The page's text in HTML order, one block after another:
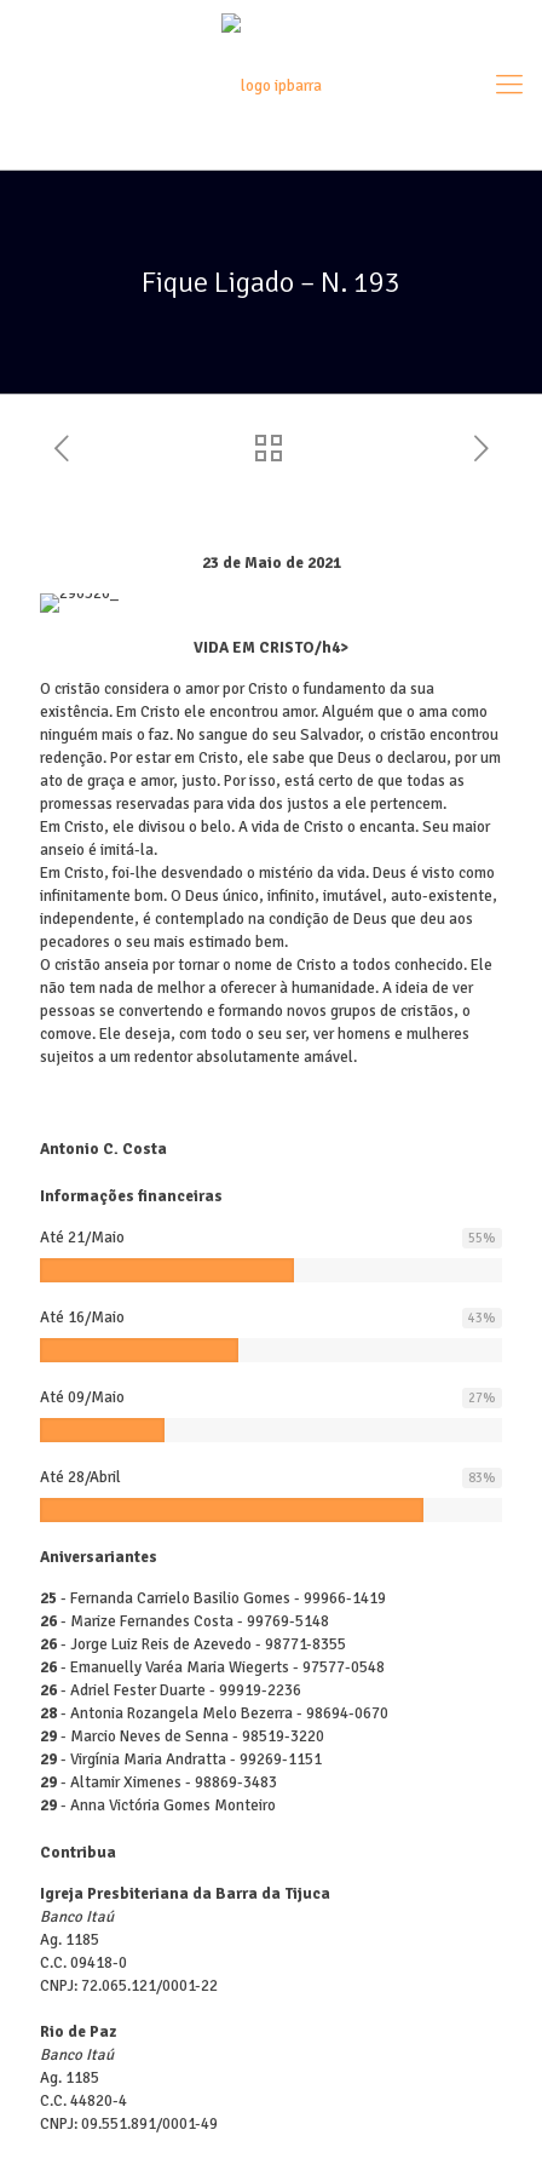
Fique Ligado – N. 193
23 de Maio de 2021
VIDA EM CRISTO/h4>
O cristão considera o amor por Cristo o fundamento da sua
existência. Em Cristo ele encontrou amor. Alguém que o ama como
ninguém mais o faz. No sangue do seu Salvador, o cristão encontrou
redenção. Por estar em Cristo, ele sabe que Deus o declarou, por um
ato de graça e amor, justo. Por isso, está certo de que todas as
promessas reservadas para vida dos justos a ele pertencem.
Em Cristo, ele divisou o belo. A vida de Cristo o encanta. Seu maior
anseio é imitá-la.
Em Cristo, foi-lhe desvendado o mistério da vida. Deus é visto como
infinitamente bom. O Deus único, infinito, imutável, auto-existente,
independente, é contemplado na condição de Deus que deu aos
pecadores o seu mais estimado bem.
O cristão anseia por tornar o nome de Cristo a todos conhecido. Ele
não tem nada de melhor a oferecer à humanidade. A ideia de ver
pessoas se convertendo e formando novos grupos de cristãos, o
comove. Ele deseja, com todo o seu ser, ver homens e mulheres
sujeitos a um redentor absolutamente amável.
Antonio C. Costa
Informações financeiras
Até 21/Maio 55%
Até 16/Maio 43%
Até 09/Maio 27%
Até 28/Abril 83%
Aniversariantes
25 - Fernanda Carrielo Basilio Gomes - 99966-1419
26- Marize Fernandes Costa - 99769-5148
26- Jorge Luiz Reis de Azevedo - 98771-8355
26- Emanuelly Varéa Maria Wiegerts - 97577-0548
26- Adriel Fester Duarte - 99919-2236
28- Antonia Rozangela Melo Bezerra - 98694-0670
29- Marcio Neves de Senna - 98519-3220
29- Virgínia Maria Andratta - 99269-1151
29- Altamir Ximenes - 98869-3483
29- Anna Victória Gomes Monteiro
Contribua
Igreja Presbiteriana da Barra da Tijuca
Banco Itaú
Ag. 1185
C.C. 09418-0
CNPJ: 72.065.121/0001-22
Rio de Paz
Banco Itaú
Ag. 1185
C.C. 44820-4
CNPJ: 09.551.891/0001-49